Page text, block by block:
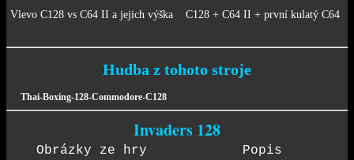
Vlevo C128 vs C64 II a jejich výška C128 + C64 II + první kulatý C64
Hudba z tohoto stroje
Thai-Boxing-128-Commodore-C128
Invaders 128
Obrázky ze hry Popis